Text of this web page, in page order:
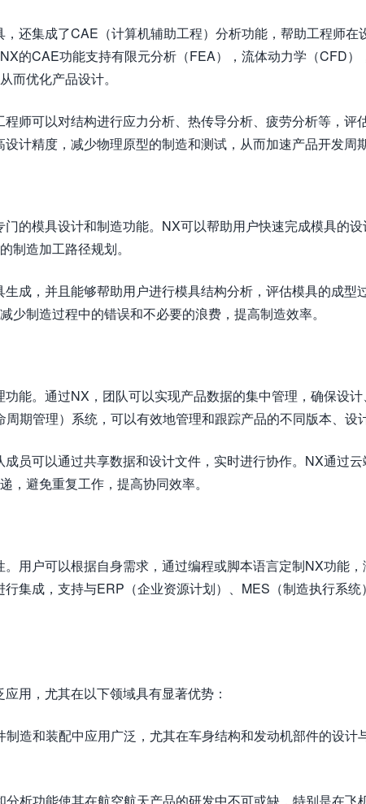
还集成了CAE（计算机辅助工程）分析功能，帮助工程师在
的CAE功能支持有限元分析（FEA），流体动力学（CFD）
而优化产品设计。
师可以对结构进行应力分析、热传导分析、疲劳分析等，评
计精度，减少物理原型的制造和测试，从而加速产品开发周期
的模具设计和制造功能。NX可以帮助用户快速完成模具的
制造加工路径规划。
成，并且能够帮助用户进行模具结构分析，评估模具的成型
少制造过程中的错误和不必要的浪费，提高制造效率。
能。通过NX，团队可以实现产品数据的集中管理，确保设
期管理）系统，可以有效地管理和跟踪产品的不同版本、设
员可以通过共享数据和设计文件，实时进行协作。NX通过
，避免重复工作，提高协同效率。
用户可以根据自身需求，通过编程或脚本语言定制NX功能
集成，支持与ERP（企业资源计划）、MES（制造执行系统
用，尤其在以下领域具有显著优势：
制造和装配中应用广泛，尤其在车身结构和发动机部件的设计
析功能使其在航空航天产品的研发中不可或缺，特别是在飞